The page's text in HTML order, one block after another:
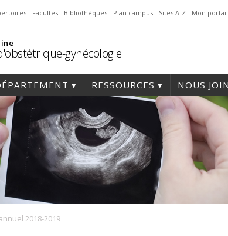
Facultés Bibliothèques Plan campus Sites A-Z Mon
gynécologie
RESSOURCES NOUS
2018-2019